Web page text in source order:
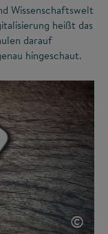
Wissenschaftswelt
heißt das
darauf
hingeschaut.
©